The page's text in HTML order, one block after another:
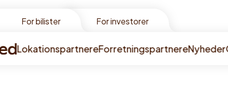
For bilister For investorer
LokationspartnereForretningspartnereNyheder